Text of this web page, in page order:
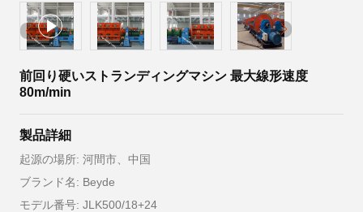
前回り硬いストランディングマシン 最大線形速度
80m/min
製品詳細
起源の場所: 河間市、中国
ブランド名: Beyde
モデル番号: JLK500/18+24